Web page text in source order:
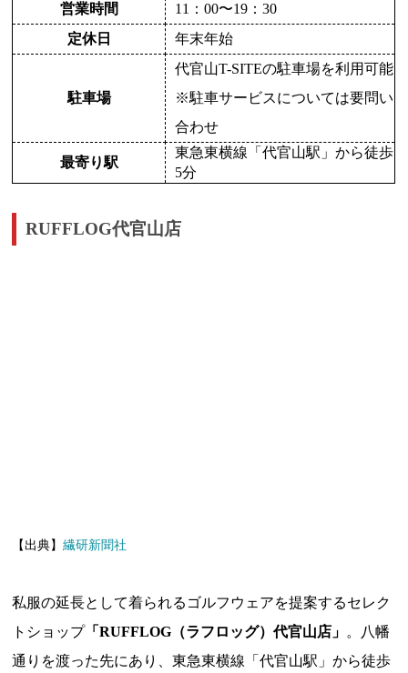
営業時間
11：00〜19：30
定休日
年末年始
駐車場
代官山T-SITEの駐車場を利用可能
※駐車サービスについては要問い
合わせ
最寄り駅
東急東横線「代官山駅」から徒歩
5分
RUFFLOG代官山店
【出典】繊研新聞社
私服の延長として着られるゴルフウェアを提案するセレク
トショップ「RUFFLOG（ラフロッグ）代官山店」 。八幡
通りを渡った先にあり、東急東横線「代官山駅」から徒歩